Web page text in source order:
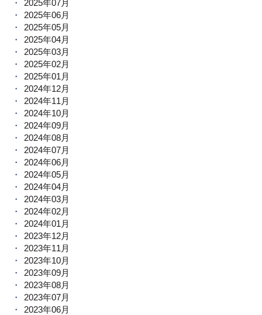
2025年07月
2025年06月
2025年05月
2025年04月
2025年03月
2025年02月
2025年01月
2024年12月
2024年11月
2024年10月
2024年09月
2024年08月
2024年07月
2024年06月
2024年05月
2024年04月
2024年03月
2024年02月
2024年01月
2023年12月
2023年11月
2023年10月
2023年09月
2023年08月
2023年07月
2023年06月